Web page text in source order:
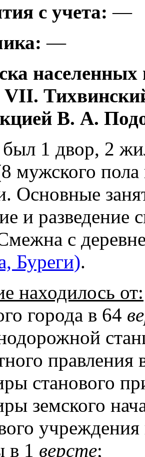
с учета: —
—
населенных
В. А.
1 двор, 2
мужского
Основные
и разведение
с
Буреги).
находилось от:
города в 64
правления
станового
земского
1 версте;